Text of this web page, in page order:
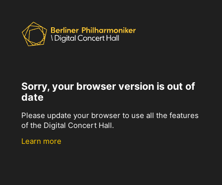
Sorry, your browser version is out of
date
Please update your browser to use all the features
of the Digital Concert Hall.
Learn more